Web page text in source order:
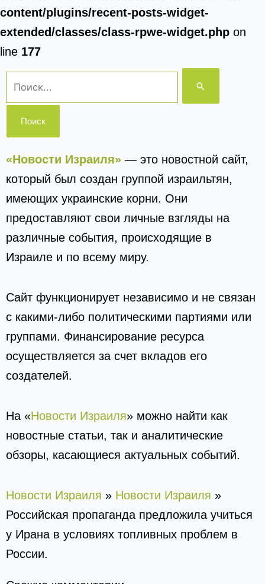
content/plugins/recent-posts-widget-
extended/classes/class-rpwe-widget.php on
line 177
Поиск:
«Новости Израиля» — это новостной сайт,
который был создан группой израильтян,
имеющих украинские корни. Они
предоставляют свои личные взгляды на
различные события, происходящие в
Израиле и по всему миру.
Сайт функционирует независимо и не связан
с какими-либо политическими партиями или
группами. Финансирование ресурса
осуществляется за счет вкладов его
создателей.
На «Новости Израиля» можно найти как
новостные статьи, так и аналитические
обзоры, касающиеся актуальных событий.
Новости Израиля » Новости Израиля »
Российская пропаганда предложила учиться
у Ирана в условиях топливных проблем в
России.